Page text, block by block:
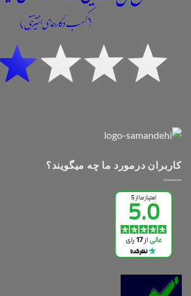
کاربران درمورد ما چه میگویند؟